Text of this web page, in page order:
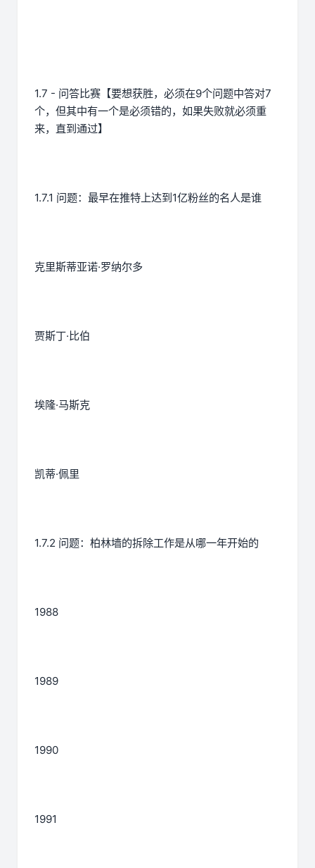
1.7 - 问答比赛【要想获胜，必须在9个问题中答对7
个，但其中有一个是必须错的，如果失败就必须重
来，直到通过】
1.7.1 问题：最早在推特上达到1亿粉丝的名人是谁
克里斯蒂亚诺·罗纳尔多
贾斯丁·比伯
埃隆·马斯克
凯蒂·佩里
1.7.2 问题：柏林墙的拆除工作是从哪一年开始的
1988
1989
1990
1991